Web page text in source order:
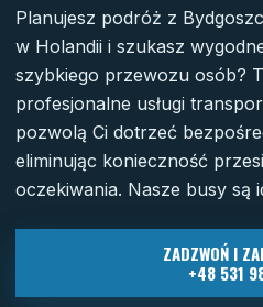
Planujesz podróż z
w Holandii i szukasz
szybkiego przewozu osób?
profesjonalne usługi
pozwolą Ci dotrzeć
eliminując konieczność
oczekiwania. Nasze busy są
ZADZWOŃ I
+48 531